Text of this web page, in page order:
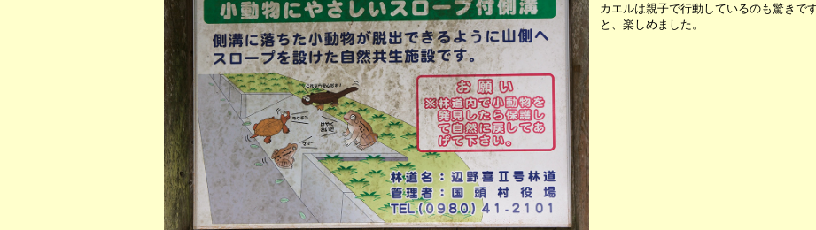
カエルは親子で行動しているのも驚きです
と、楽しめました。